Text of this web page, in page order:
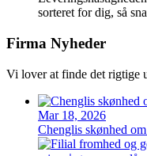
sorteret for dig, så
Firma Nyheder
Vi lover at finde det rigtige
Mar 18, 2026
Chenglis skønhed